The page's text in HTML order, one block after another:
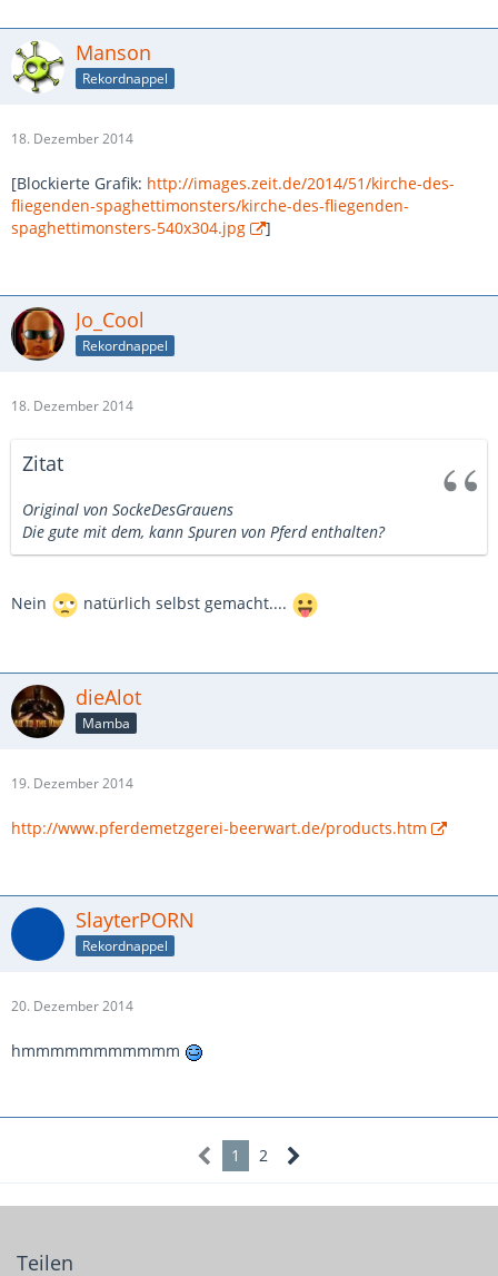
Manson
Rekordnappel
18. Dezember 2014
[Blockierte Grafik: http://images.zeit.de/2014/51/kirche-des-
fliegenden-spaghettimonsters/kirche-des-fliegenden-
spaghettimonsters-540x304.jpg
]
Jo_Cool
Rekordnappel
18. Dezember 2014
Zitat
Original von SockeDesGrauens
Die gute mit dem, kann Spuren von Pferd enthalten?
Nein natürlich selbst gemacht....
dieAlot
Mamba
19. Dezember 2014
http://www.pferdemetzgerei-beerwart.de/products.htm
SlayterPORN
Rekordnappel
20. Dezember 2014
hmmmmmmmmmmm
1 2
Teilen